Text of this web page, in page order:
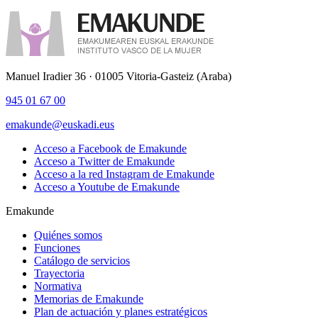
Manuel Iradier 36 · 01005 Vitoria-Gasteiz (Araba)
945 01 67 00
emakunde@euskadi.eus
Acceso a Facebook de Emakunde
Acceso a Twitter de Emakunde
Acceso a la red Instagram de Emakunde
Acceso a Youtube de Emakunde
Emakunde
Quiénes somos
Funciones
Catálogo de servicios
Trayectoria
Normativa
Memorias de Emakunde
Plan de actuación y planes estratégicos